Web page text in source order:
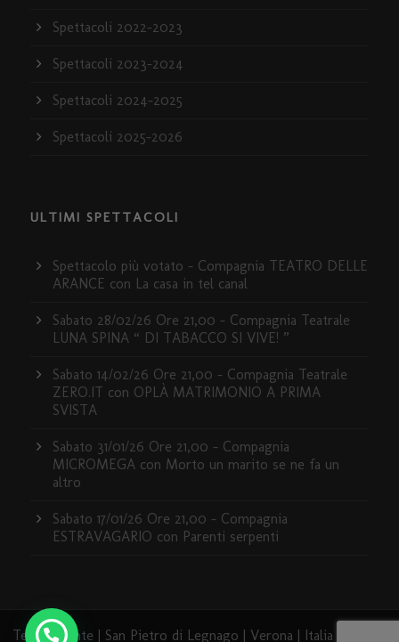
Spettacoli 2022-2023
Spettacoli 2023-2024
Spettacoli 2024-2025
Spettacoli 2025-2026
ULTIMI SPETTACOLI
Spettacolo più votato – Compagnia TEATRO DELLE
ARANCE con La casa in tel canal
Sabato 28/02/26 Ore 21,00 – Compagnia Teatrale
LUNA SPINA “ DI TABACCO SI VIVE! ”
Sabato 14/02/26 Ore 21,00 – Compagnia Teatrale
ZERO.IT con OPLÀ MATRIMONIO A PRIMA
SVISTA
Sabato 31/01/26 Ore 21,00 – Compagnia
MICROMEGA con Morto un marito se ne fa un
altro
Sabato 17/01/26 Ore 21,00 – Compagnia
ESTRAVAGARIO con Parenti serpenti
Teatro Dante | San Pietro di Legnago | Verona | Italia | 2020 -